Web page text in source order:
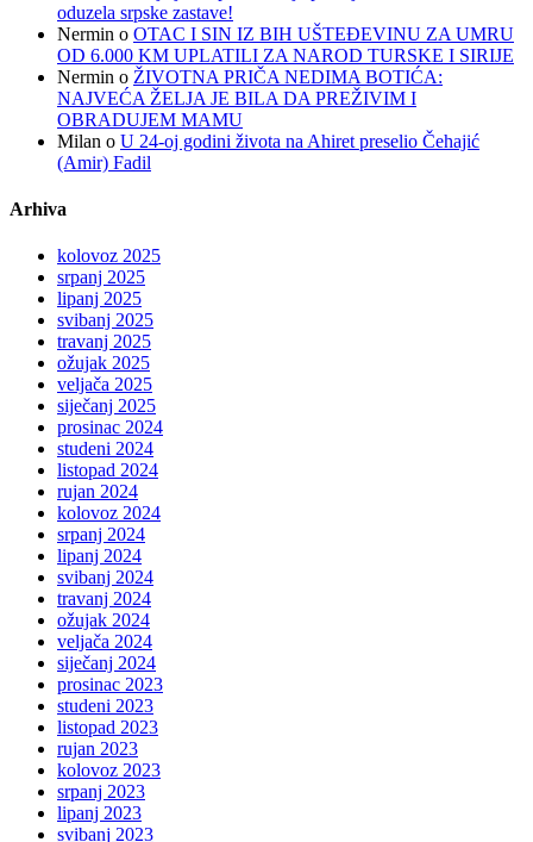
oduzela srpske zastave!
Nermin o OTAC I SIN IZ BIH UŠTEĐEVINU ZA UMRU
OD 6.000 KM UPLATILI ZA NAROD TURSKE I SIRIJE
Nermin o ŽIVOTNA PRIČA NEDIMA BOTIĆA:
NAJVEĆA ŽELJA JE BILA DA PREŽIVIM I
OBRADUJEM MAMU
Milan o U 24-oj godini života na Ahiret preselio Čehajić
(Amir) Fadil
Arhiva
kolovoz 2025
srpanj 2025
lipanj 2025
svibanj 2025
travanj 2025
ožujak 2025
veljača 2025
siječanj 2025
prosinac 2024
studeni 2024
listopad 2024
rujan 2024
kolovoz 2024
srpanj 2024
lipanj 2024
svibanj 2024
travanj 2024
ožujak 2024
veljača 2024
siječanj 2024
prosinac 2023
studeni 2023
listopad 2023
rujan 2023
kolovoz 2023
srpanj 2023
lipanj 2023
svibanj 2023